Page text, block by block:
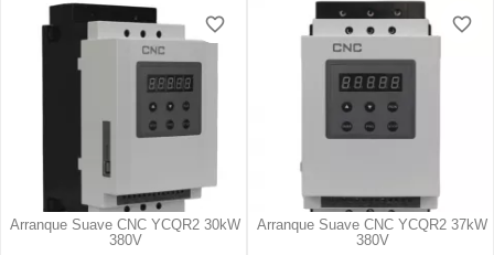
Arranque Suave CNC YCQR2 30kW
380V
favorite_border
favorite_border
Arranque Suave CNC YCQR2 37kW
380V
favorite_border
favorite_border